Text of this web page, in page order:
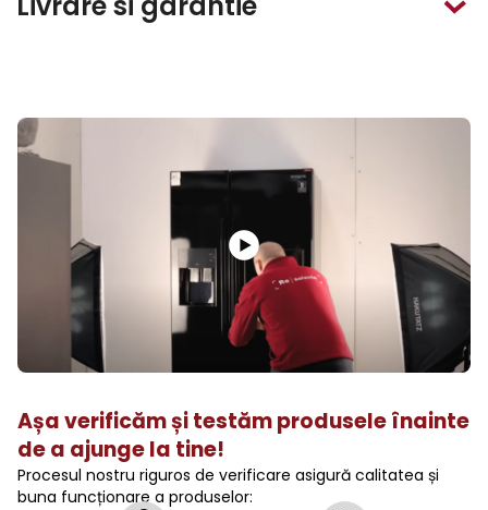
Așa verificăm și testăm produsele înainte
de a ajunge la tine!
Procesul nostru riguros de verificare asigură calitatea și
buna funcționare a produselor: